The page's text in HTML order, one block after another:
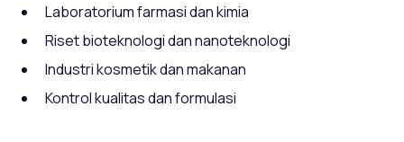
Laboratorium farmasi dan kimia
Riset bioteknologi dan nanoteknologi
Industri kosmetik dan makanan
Kontrol kualitas dan formulasi